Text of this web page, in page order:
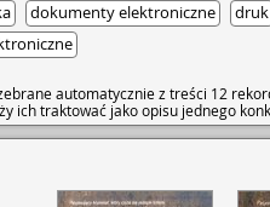
dokumenty elektroniczne
druk
automatycznie z treści 12
ich traktować jako opisu jednego